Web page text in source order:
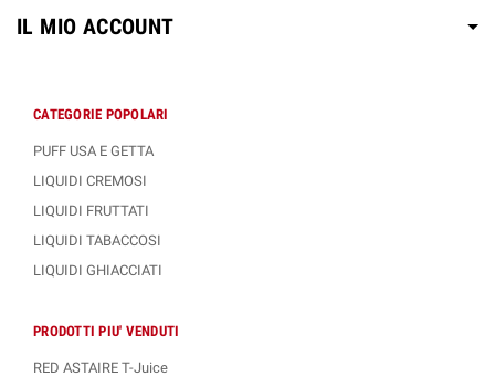
IL MIO ACCOUNT
CATEGORIE POPOLARI
PUFF USA E GETTA
LIQUIDI CREMOSI
LIQUIDI FRUTTATI
LIQUIDI TABACCOSI
LIQUIDI GHIACCIATI
PRODOTTI PIU' VENDUTI
RED ASTAIRE T-Juice